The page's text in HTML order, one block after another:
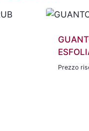
Prezzo